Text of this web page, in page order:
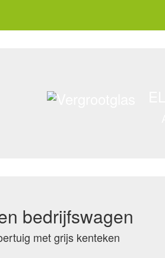
bedrijfswagen
met grijs kenteken